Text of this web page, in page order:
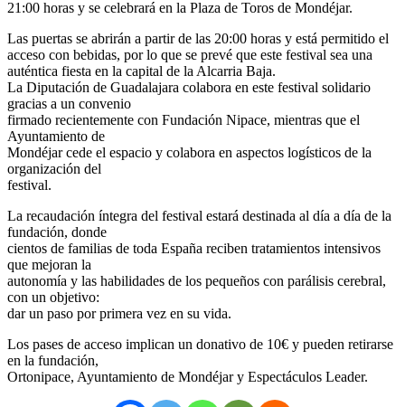
21:00 horas y se celebrará en la Plaza de Toros de Mondéjar.
Las puertas se abrirán a partir de las 20:00 horas y está permitido el
acceso con bebidas, por lo que se prevé que este festival sea una
auténtica fiesta en la capital de la Alcarria Baja.
La Diputación de Guadalajara colabora en este festival solidario
gracias a un convenio
firmado recientemente con Fundación Nipace, mientras que el
Ayuntamiento de
Mondéjar cede el espacio y colabora en aspectos logísticos de la
organización del
festival.
La recaudación íntegra del festival estará destinada al día a día de la
fundación, donde
cientos de familias de toda España reciben tratamientos intensivos
que mejoran la
autonomía y las habilidades de los pequeños con parálisis cerebral,
con un objetivo:
dar un paso por primera vez en su vida.
Los pases de acceso implican un donativo de 10€ y pueden retirarse
en la fundación,
Ortonipace, Ayuntamiento de Mondéjar y Espectáculos Leader.